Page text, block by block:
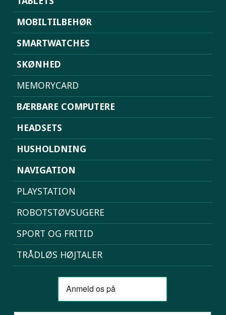
MOBILTILBEHØR
SMARTWATCHES
SKØNHED
MEMORYCARD
BÆRBARE COMPUTERE
HEADSETS
HUSHOLDNING
NAVIGATION
PLAYSTATION
ROBOTSTØVSUGERE
SPORT OG FRITID
TRÅDLØS HØJTALER